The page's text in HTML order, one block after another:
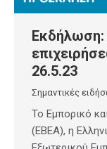
26.5.23
Σημαντικές
Το Εμπορικό
(ΕΒΕΑ), η